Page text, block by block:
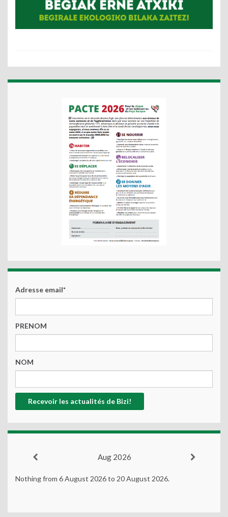
Adresse email*
PRENOM
NOM
Aug 2026
Nothing from 6 August 2026 to 20 August 2026.